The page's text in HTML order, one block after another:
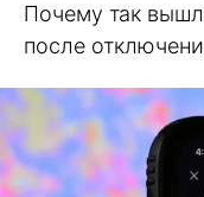
Почему так
после